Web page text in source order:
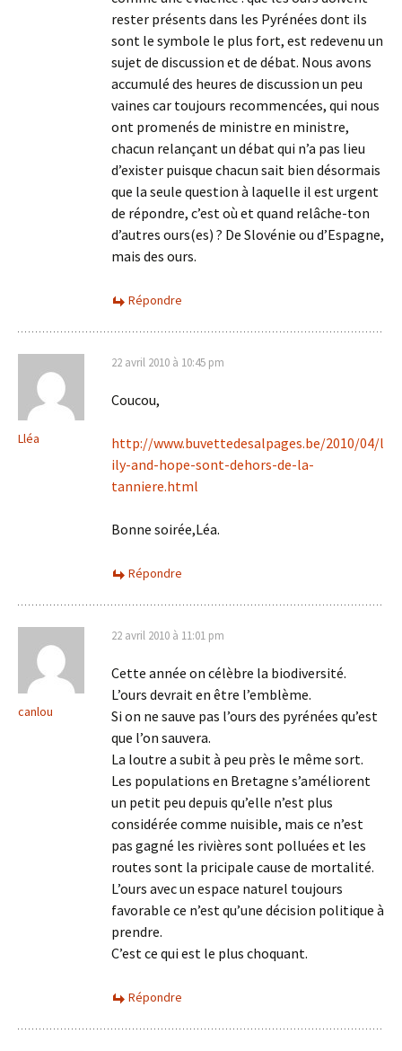
rester présents dans les Pyrénées dont ils
sont le symbole le plus fort, est redevenu un
sujet de discussion et de débat. Nous avons
accumulé des heures de discussion un peu
vaines car toujours recommencées, qui nous
ont promenés de ministre en ministre,
chacun relançant un débat qui n’a pas lieu
d’exister puisque chacun sait bien désormais
que la seule question à laquelle il est urgent
de répondre, c’est où et quand relâche-ton
d’autres ours(es) ? De Slovénie ou d’Espagne,
mais des ours.
Répondre
Lléa
22 avril 2010 à 10:45 pm
Coucou,
http://www.buvettedesalpages.be/2010/04/l
ily-and-hope-sont-dehors-de-la-
tanniere.html
Bonne soirée,Léa.
Répondre
canlou
22 avril 2010 à 11:01 pm
Cette année on célèbre la biodiversité.
L’ours devrait en être l’emblème.
Si on ne sauve pas l’ours des pyrénées qu’est
que l’on sauvera.
La loutre a subit à peu près le même sort.
Les populations en Bretagne s’améliorent
un petit peu depuis qu’elle n’est plus
considérée comme nuisible, mais ce n’est
pas gagné les rivières sont polluées et les
routes sont la pricipale cause de mortalité.
L’ours avec un espace naturel toujours
favorable ce n’est qu’une décision politique à
prendre.
C’est ce qui est le plus choquant.
Répondre